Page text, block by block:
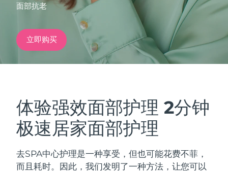
面部抗老
立即购买
体验强效面部护理2分钟
极速居家面部护理
去SPA中心护理是一种享受，但也可能花费不菲，
而且耗时。因此，我们发明了一种方法，让您可以
红光疗法
LUNA™ 4 套装
BEAR™ 2 套装
德国 预计送达日期8/9/26
加拿大 预计送达日期
奥地利 预计送达日期 8/9/26
巴林 预计送达日期
比利时 预计送达日期 8/9/26